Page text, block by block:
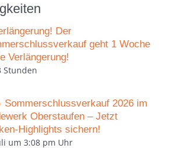
Der
geht 1 Woche
Verlängerung!
Stunden
2026 im
Oberstaufen – Jetzt
Highlights sichern!
um 3:08 pm Uhr